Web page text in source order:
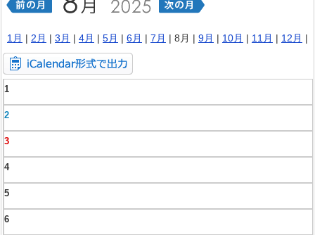
1月 | 2月 | 3月 | 4月 | 5月 | 6月 | 7月 | 8月 | 9月 | 10月 | 11月 | 12月 |
1
2
3
4
5
6